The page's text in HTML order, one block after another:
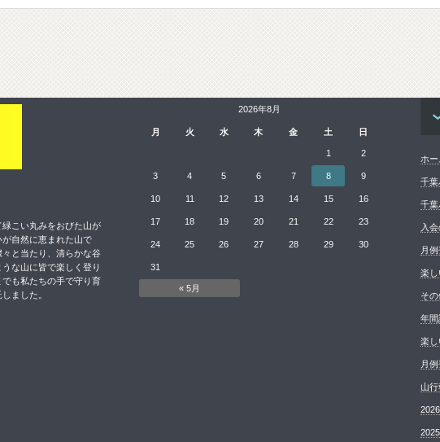
2026年8月
月 火 水 木 金 土 日
« 5月
1 2
3 4 5 6 7 8 9
10 11 12 13 14 15 16
17 18 19 20 21 22 23
24 25 26 27 28 29 30
31
ホー
千葉
千葉
入
月
楽し
そ
年間
楽し
月
山
こい丸みをおびた山が
自然に恵まれた山で
と当たり、清らかな谷
な山に皆で楽しく登り
も私たちの手で守り育
ました。